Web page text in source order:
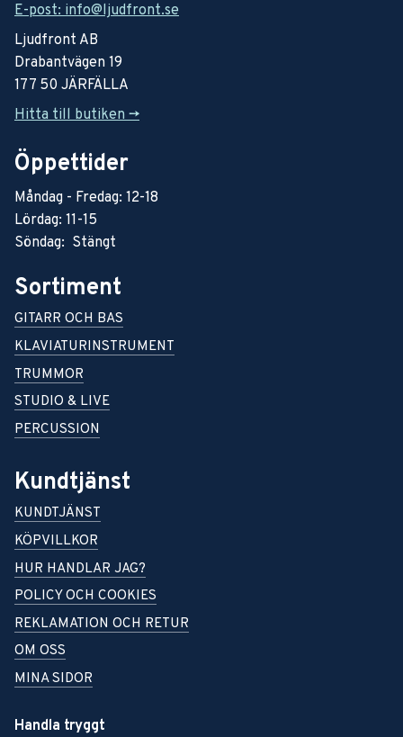
E-post: info@ljudfront.se
Ljudfront AB
Drabantvägen 19
177 50 JÄRFÄLLA
Hitta till butiken ->
Öppettider
Måndag - Fredag: 12-18
Lördag: 11-15
Söndag: Stängt
Sortiment
GITARR OCH BAS
KLAVIATURINSTRUMENT
TRUMMOR
STUDIO & LIVE
PERCUSSION
Kundtjänst
KUNDTJÄNST
KÖPVILLKOR
HUR HANDLAR JAG?
POLICY OCH COOKIES
REKLAMATION OCH RETUR
OM OSS
MINA SIDOR
Handla tryggt